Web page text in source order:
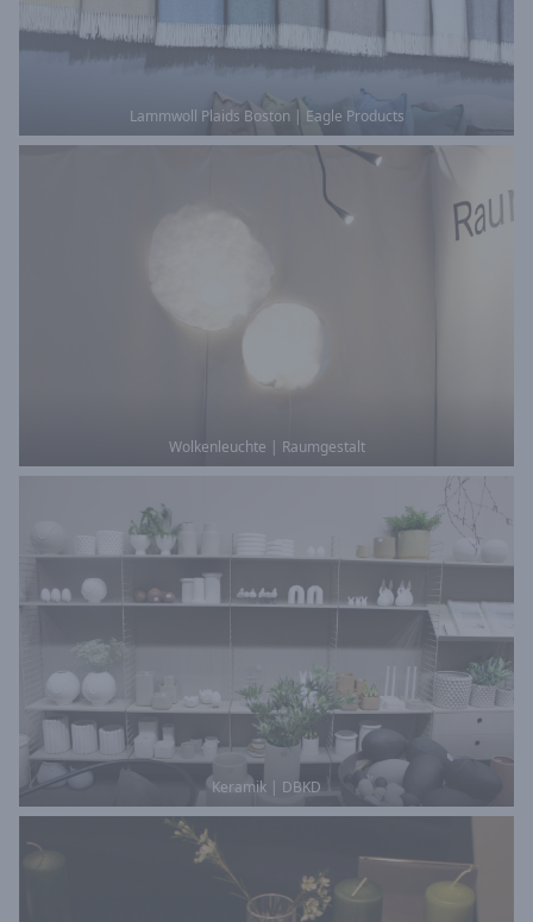
Lammwoll Plaids Boston | Eagle Products
Wolkenleuchte | Raumgestalt
Keramik | DBKD